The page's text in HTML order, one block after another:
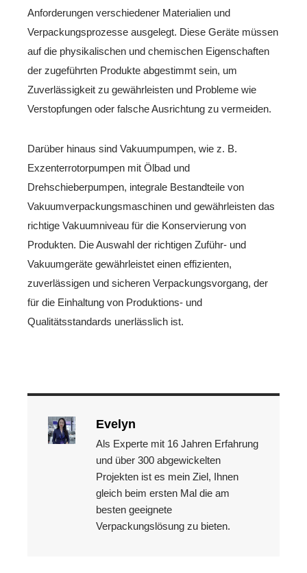
Anforderungen verschiedener Materialien und
Verpackungsprozesse ausgelegt. Diese Geräte müssen
auf die physikalischen und chemischen Eigenschaften
der zugeführten Produkte abgestimmt sein, um
Zuverlässigkeit zu gewährleisten und Probleme wie
Verstopfungen oder falsche Ausrichtung zu vermeiden.
Darüber hinaus sind Vakuumpumpen, wie z. B.
Exzenterrotorpumpen mit Ölbad und
Drehschieberpumpen, integrale Bestandteile von
Vakuumverpackungsmaschinen und gewährleisten das
richtige Vakuumniveau für die Konservierung von
Produkten. Die Auswahl der richtigen Zuführ- und
Vakuumgeräte gewährleistet einen effizienten,
zuverlässigen und sicheren Verpackungsvorgang, der
für die Einhaltung von Produktions- und
Qualitätsstandards unerlässlich ist.
Evelyn
Als Experte mit 16 Jahren Erfahrung
und über 300 abgewickelten
Projekten ist es mein Ziel, Ihnen
gleich beim ersten Mal die am
besten geeignete
Verpackungslösung zu bieten.